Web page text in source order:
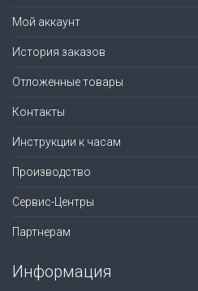
Мой аккаунт
История заказов
Отложенные товары
Контакты
Инструкции к часам
Производство
Сервис-Центры
Партнерам
Информация